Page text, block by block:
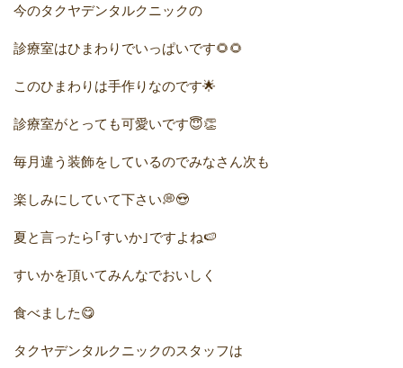
今のタクヤデンタルクニックの
診療室はひまわりでいっぱいです🌻🌻
このひまわりは手作りなのです🌟
診療室がとっても可愛いです😇👏
毎月違う装飾をしているのでみなさん次も
楽しみにしていて下さい💭😍
夏と言ったら｢すいか｣ですよね🍉
すいかを頂いてみんなでおいしく
食べました😋
タクヤデンタルクニックのスタッフは